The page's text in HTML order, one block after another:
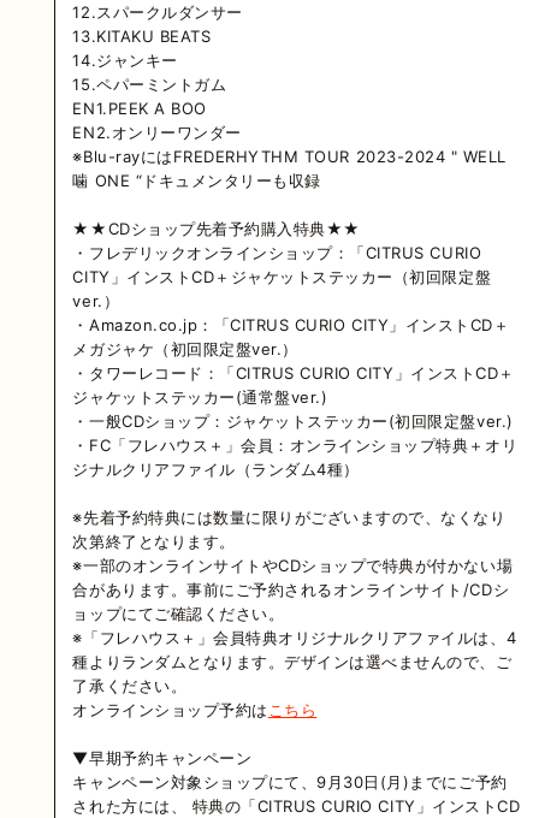
12.スパークルダンサー
13.KITAKU BEATS
14.ジャンキー
15.ペパーミントガム
EN1.PEEK A BOO
EN2.オンリーワンダー
※Blu-rayにはFREDERHYTHM TOUR 2023-2024 " WELL
噛 ONE “ドキュメンタリーも収録
★★CDショップ先着予約購入特典★★
・フレデリックオンラインショップ：「CITRUS CURIO
CITY」インストCD＋ジャケットステッカー（初回限定盤
ver.）
・Amazon.co.jp：「CITRUS CURIO CITY」インストCD＋
メガジャケ（初回限定盤ver.）
・タワーレコード：「CITRUS CURIO CITY」インストCD＋
ジャケットステッカー(通常盤ver.)
・一般CDショップ：ジャケットステッカー(初回限定盤ver.)
・FC「フレハウス＋」会員：オンラインショップ特典＋オリ
ジナルクリアファイル（ランダム4種）
※先着予約特典には数量に限りがございますので、なくなり
次第終了となります。
※一部のオンラインサイトやCDショップで特典が付かない場
合があります。事前にご予約されるオンラインサイト/CDシ
ョップにてご確認ください。
※「フレハウス＋」会員特典オリジナルクリアファイルは、4
種よりランダムとなります。デザインは選べませんので、ご
了承ください。
オンラインショップ予約は こちら
▼早期予約キャンペーン
キャンペーン対象ショップにて、9月30日(月)までにご予約
された方には、 特典の「CITRUS CURIO CITY」インストCD